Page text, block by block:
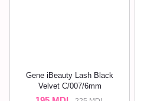
Gene iBeauty Lash Black
Velvet C/007/6mm